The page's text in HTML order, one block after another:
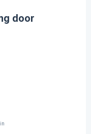
door